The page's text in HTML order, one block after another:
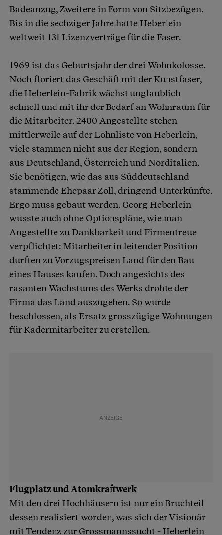
Badeanzug, Zweitere in Form von Sitzbezügen.
Bis in die sechziger Jahre hatte Heberlein
weltweit 131 Lizenzverträge für die Faser.
1969 ist das Geburtsjahr der drei Wohnkolosse.
Noch floriert das Geschäft mit der Kunstfaser,
die Heberlein-Fabrik wächst unglaublich
schnell und mit ihr der Bedarf an Wohnraum für
die Mitarbeiter. 2400 Angestellte stehen
mittlerweile auf der Lohnliste von Heberlein,
viele stammen nicht aus der Region, sondern
aus Deutschland, Österreich und Norditalien.
Sie benötigen, wie das aus Süddeutschland
stammende Ehepaar Zoll, dringend Unterkünfte.
Ergo muss gebaut werden. Georg Heberlein
wusste auch ohne Optionspläne, wie man
Angestellte zu Dankbarkeit und Firmentreue
verpflichtet: Mitarbeiter in leitender Position
durften zu Vorzugspreisen Land für den Bau
eines Hauses kaufen. Doch angesichts des
rasanten Wachstums des Werks drohte der
Firma das Land auszugehen. So wurde
beschlossen, als Ersatz grosszügige Wohnungen
für Kadermitarbeiter zu erstellen.
Flugplatz und Atomkraftwerk
Mit den drei Hochhäusern ist nur ein Bruchteil
dessen realisiert worden, was sich der Visionär
mit Tendenz zur Grossmannssucht - Heberlein